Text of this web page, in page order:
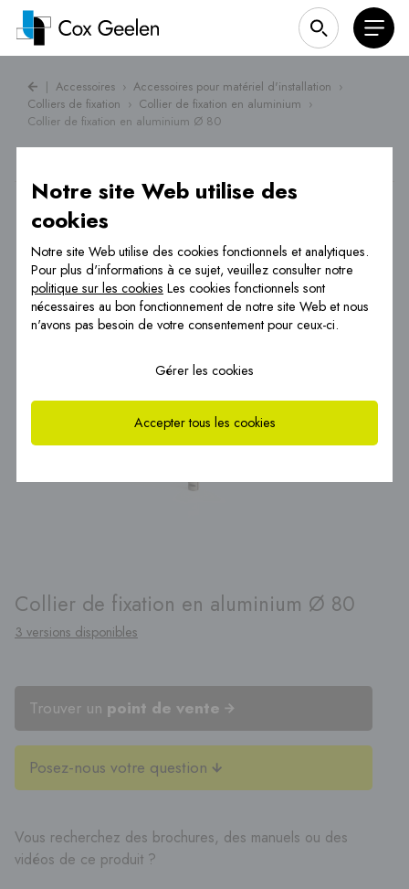
| Accessoires › Accessoires pour matériel d'installation ›
Colliers de fixation › Collier de fixation en aluminium ›
Collier de fixation en aluminium Ø 80
Collier de fixation en aluminium Ø 80
3 versions disponibles
Trouver un point de vente
Posez-nous votre question
Vous recherchez des brochures, des manuels ou des
vidéos de ce produit ?
Notre site Web utilise des
cookies
Notre site Web utilise des cookies fonctionnels et analytiques.
Pour plus d'informations à ce sujet, veuillez consulter notre
politique sur les cookies Les cookies fonctionnels sont
nécessaires au bon fonctionnement de notre site Web et nous
n'avons pas besoin de votre consentement pour ceux-ci.
Gérer les cookies
Accepter tous les cookies